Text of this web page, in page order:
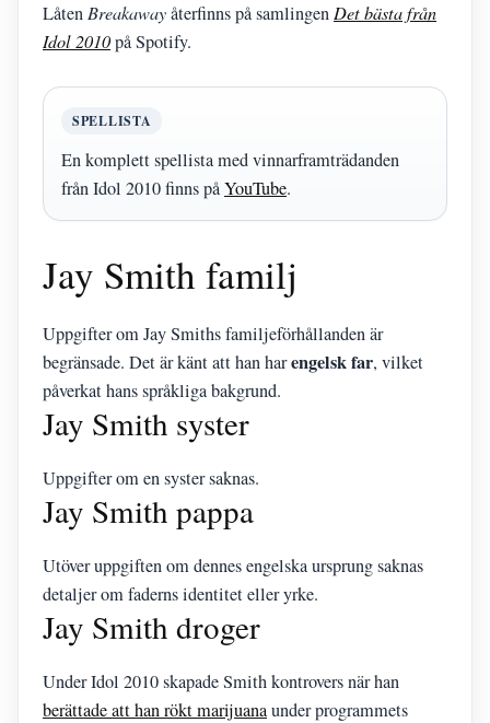
Låten Breakawayåterfinns på samlingen Det bästa från
Idol 2010på Spotify.
SPELLISTA
En komplett spellista med vinnarframträdanden
från Idol 2010 finns påYouTube.
Jay Smith familj
Uppgifter om Jay Smiths familjeförhållanden är
begränsade. Det är känt att han harengelsk far, vilket
påverkat hans språkliga bakgrund.
Jay Smith syster
Uppgifter om en syster saknas.
Jay Smith pappa
Utöver uppgiften om dennes engelska ursprung saknas
detaljer om faderns identitet eller yrke.
Jay Smith droger
Under Idol 2010 skapade Smith kontrovers när han
berättade att han rökt marijuanaunder programmets